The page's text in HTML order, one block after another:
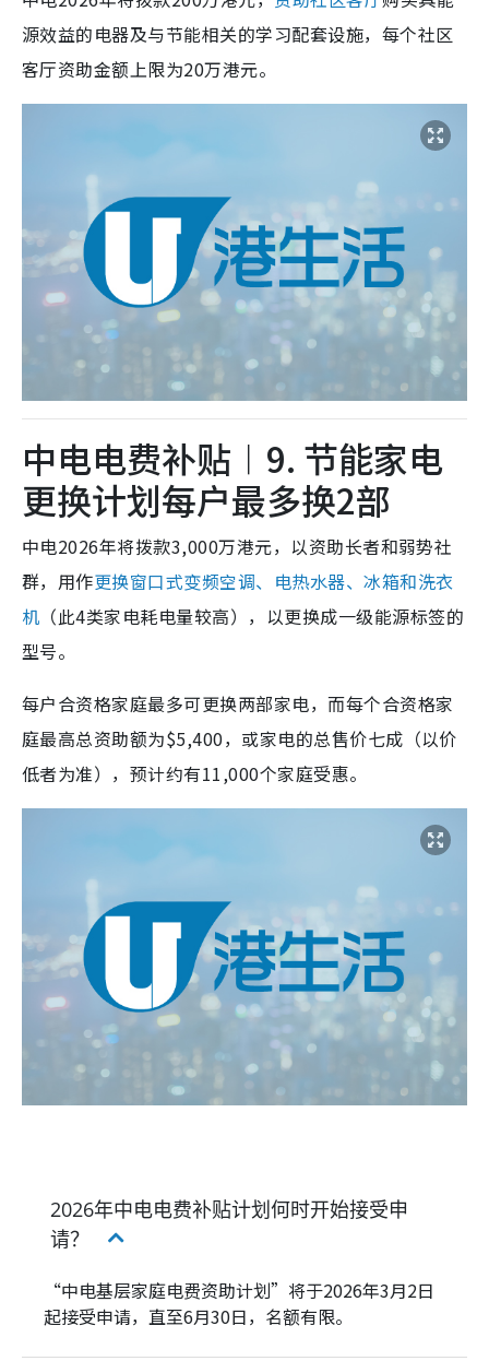
源效益的电器及与节能相关的学习配套设施，每个社区
客厅资助金额上限为20万港元。
中电电费补贴︱9. 节能家电
更换计划每户最多换2部
中电2026年将拨款3,000万港元，以资助长者和弱势社
群，用作更换窗口式变频空调、电热水器、冰箱和洗衣
机 （此4类家电耗电量较高），以更换成一级能源标签的
型号。
每户合资格家庭最多可更换两部家电，而每个合资格家
庭最高总资助额为$5,400，或家电的总售价七成（以价
低者为准），预计约有11,000个家庭受惠。
2026年中电电费补贴计划何时开始接受申
请？
“中电基层家庭电费资助计划”将于2026年3月2日
起接受申请，直至6月30日，名额有限。